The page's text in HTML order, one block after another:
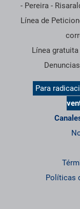
- Pereira -
Línea de
Línea
Para
Políticas